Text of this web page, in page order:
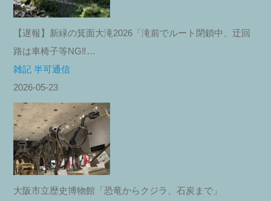
【遅報】新緑の箕面大滝2026「滝前でルート閉鎖中、迂回
路は車椅子等NG‼︎…
雑記 半可通信
2026-05-23
大阪市立歴史博物館「恐竜からクジラ、石炭まで」